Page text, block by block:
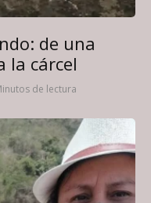
de una
la cárcel
de lectura